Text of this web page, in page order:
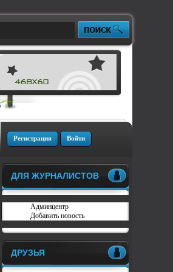
Регистрация Войти
ДЛЯ ЖУРНАЛИСТОВ
Админцентр
Добавить новость
ДРУЗЬЯ